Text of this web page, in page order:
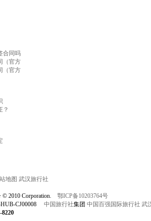
合同吗
（官方
（官方
？
地图 武汉旅行社
© 2010 Corporation. 鄂ICP备10203764号
CJ00008 中国旅行社集团 中国百强国际旅行社 武
8220